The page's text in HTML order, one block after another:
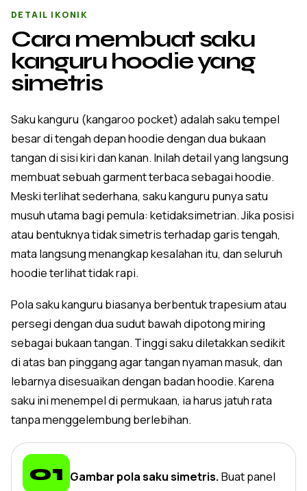
DETAIL IKONIK
Cara membuat saku
kanguru hoodie yang
simetris
Saku kanguru (kangaroo pocket) adalah saku tempel
besar di tengah depan hoodie dengan dua bukaan
tangan di sisi kiri dan kanan. Inilah detail yang langsung
membuat sebuah garment terbaca sebagai hoodie.
Meski terlihat sederhana, saku kanguru punya satu
musuh utama bagi pemula: ketidaksimetrian. Jika posisi
atau bentuknya tidak simetris terhadap garis tengah,
mata langsung menangkap kesalahan itu, dan seluruh
hoodie terlihat tidak rapi.
Pola saku kanguru biasanya berbentuk trapesium atau
persegi dengan dua sudut bawah dipotong miring
sebagai bukaan tangan. Tinggi saku diletakkan sedikit
di atas ban pinggang agar tangan nyaman masuk, dan
lebarnya disesuaikan dengan badan hoodie. Karena
saku ini menempel di permukaan, ia harus jatuh rata
tanpa menggelembung berlebihan.
Gambar pola saku simetris. Buat panel